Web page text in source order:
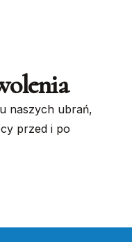
naszych ubrań,
przed i po